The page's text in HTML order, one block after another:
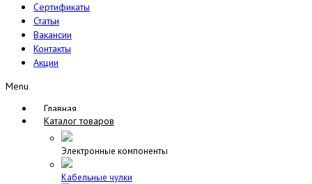
Сертификаты
Статьи
Вакансии
Контакты
Акции
Menu
Главная
Каталог товаров
Электронные компоненты
Кабельные чулки